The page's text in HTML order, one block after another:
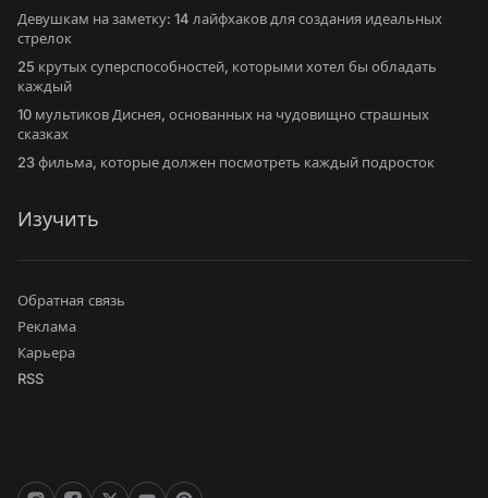
Девушкам на заметку: 14 лайфхаков для создания идеальных
стрелок
25 крутых суперспособностей, которыми хотел бы обладать
каждый
10 мультиков Диснея, основанных на чудовищно страшных
сказках
23 фильма, которые должен посмотреть каждый подросток
Изучить
Обратная связь
Реклама
Карьера
RSS